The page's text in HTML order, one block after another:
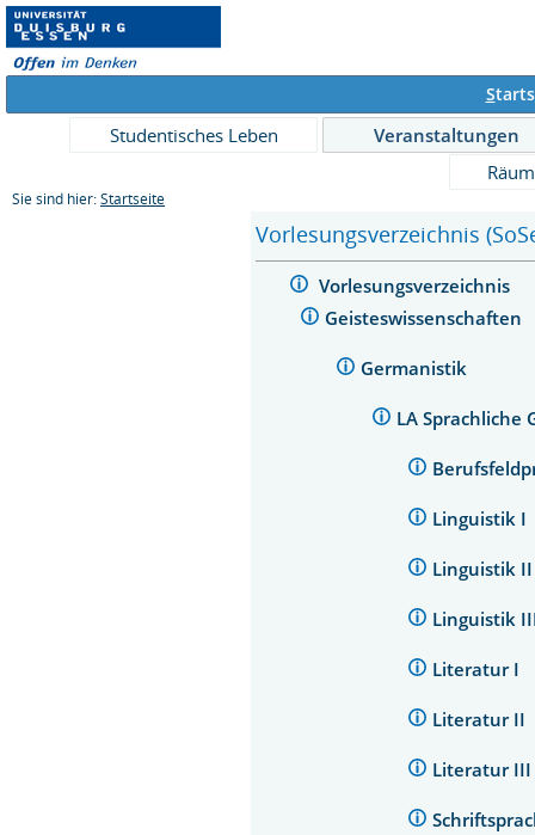
S
Studentisches Leben
Veranstaltungen
Sie sind hier: Startseite
Vorlesungsverzeichnis
Vorlesungsverzeichnis
Geisteswissenschaften
Germanistik
LA Sprachliche
Linguistik I
Linguistik
Linguistik
Literatur I
Literatur II
Literatur